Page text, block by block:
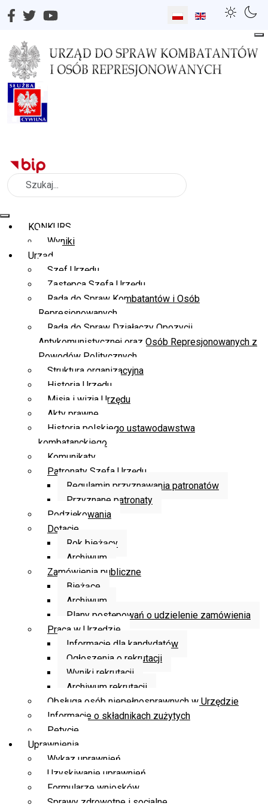
Wybierz swój język
Szukaj
KONKURS
Wyniki
Urząd
Szef Urzędu
Zastępca Szefa Urzędu
Rada do Spraw Kombatantów i Osób
Represjonowanych
Rada do Spraw Działaczy Opozycji
Antykomunistycznej oraz Osób Represjonowanych z
Powodów Politycznych
Struktura organizacyjna
Historia Urzędu
Misja i wizja Urzędu
Akty prawne
Historia polskiego ustawodawstwa
kombatanckiego
Komunikaty
Patronaty Szefa Urzędu
Regulamin przyznawania patronatów
Przyznane patronaty
Podziękowania
Dotacje
Rok bieżący
Archiwum
Zamówienia publiczne
Bieżące
Archiwum
Plany postępowań o udzielenie zamówienia
Praca w Urzędzie
Informacje dla kandydatów
Ogłoszenia o rekrutacji
Wyniki rekrutacji
Archiwum rekrutacji
Obsługa osób niepełnosprawnych w Urzędzie
Informacje o składnikach zużytych
Petycje
Uprawnienia
Wykaz uprawnień
Uzyskiwanie uprawnień
Formularze wniosków
Sprawy zdrowotne i socjalne